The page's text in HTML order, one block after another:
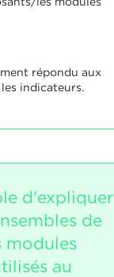
répondu aux
indicateurs.
d'expliquer
de
modules
au